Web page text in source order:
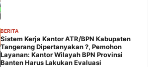
BERITA
Sistem Kerja Kantor ATR/BPN Kabupaten
Tangerang Dipertanyakan ?, Pemohon
Layanan: Kantor Wilayah BPN Provinsi
Banten Harus Lakukan Evaluasi